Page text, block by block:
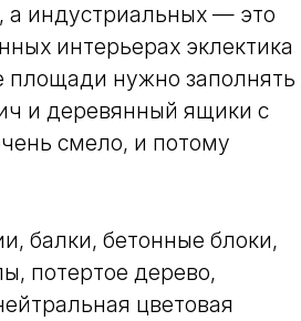
а индустриальных — это
интерьерах эклектика
площади нужно заполнять
и деревянный ящики с
смело, и потому
балки, бетонные блоки,
потертое дерево,
цветовая